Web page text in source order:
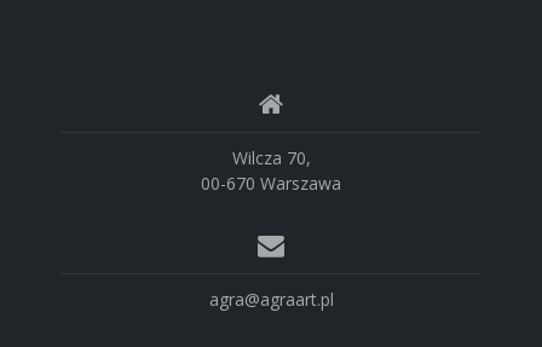
Wilcza 70,
00-670 Warszawa
agra@agraart.pl